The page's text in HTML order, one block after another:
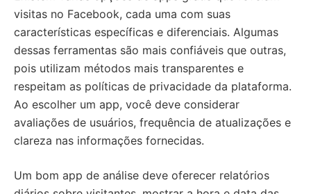
visitas no Facebook, cada uma com suas
características específicas e diferenciais. Algumas
dessas ferramentas são mais confiáveis que outras,
pois utilizam métodos mais transparentes e
respeitam as políticas de privacidade da plataforma.
Ao escolher um app, você deve considerar
avaliações de usuários, frequência de atualizações e
clareza nas informações fornecidas.
Um bom app de análise deve oferecer relatórios